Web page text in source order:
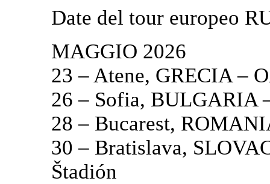
Date del tour europeo
MAGGIO 2026
23 – Atene, GRECIA –
26 – Sofia, BULGARIA
28 – Bucarest,
30 – Bratislava,
Štadión